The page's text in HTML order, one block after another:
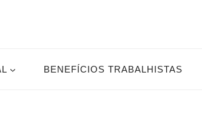
BENEFÍCIOS TRABALHISTAS